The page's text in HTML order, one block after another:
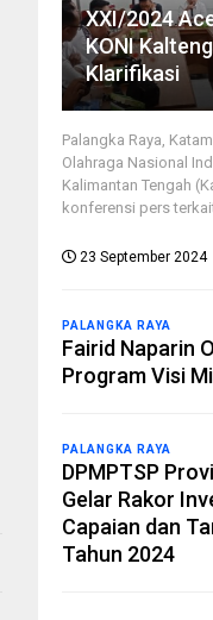
XXI/2024
KONI
Klarifikasi
Palangka Raya,
Olahraga Nasional
Kalimantan Tengah
konferensi pers
23 September 2024
PALANGKA RAYA
Fairid Naparin
Program Visi
PALANGKA RAYA
DPMPTSP
Gelar Rakor
Capaian dan
Tahun 2024